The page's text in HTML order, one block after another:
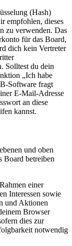
(Hash)
empfohlen, dieses
zu verwenden. Das
für das Board,
dich kein Vertreter
Solltest du dein
„Ich habe
Software fragt
E-Mail-Adresse
an diese
kannst.
und oben
Board betreiben
einer
Interessen sowie
und Aktionen
Browser
dies zur
notwendig